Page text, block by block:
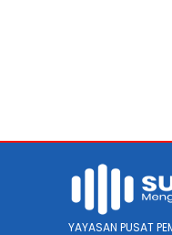
YAYASAN PUSAT